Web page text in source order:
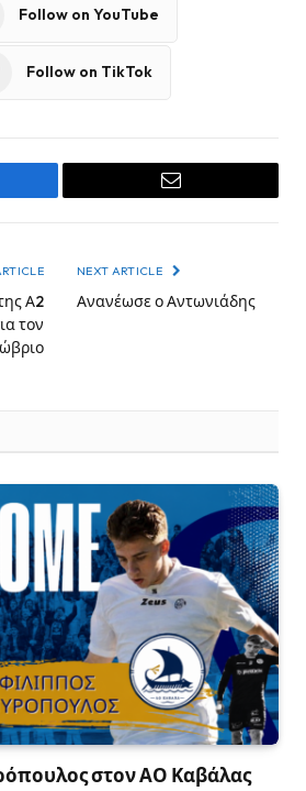
Follow on YouTube
Follow on TikTok
Email
Α2
τον
NEXT ARTICLE
Ανανέωσε ο Αντωνιάδης
στον ΑΟ Καβάλας